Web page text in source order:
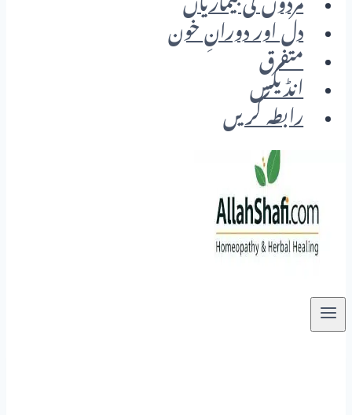
مردوں کی بیماریاں
دل اور دورانِ خون
متفرق
انڈیکس
رابطہ کریں